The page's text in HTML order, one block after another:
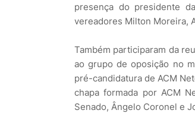
presença do presidente
vereadores Milton Moreira,
Também participaram da
ao grupo de oposição no
pré-candidatura de ACM
chapa formada por ACM
Senado, Ângelo Coronel e